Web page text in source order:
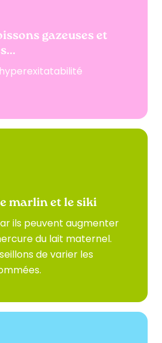
gazeuses et
marlin et le siki
ils peuvent augmenter
du lait maternel.
de varier les